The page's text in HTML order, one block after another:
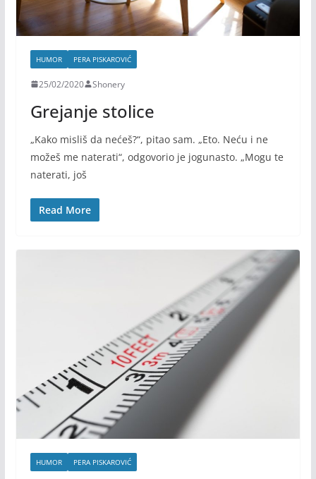
HUMOR PERA PISKAROVIĆ
25/02/2020 Shonery
Grejanje stolice
„Kako misliš da nećeš?“, pitao sam. „Eto. Neću i ne
možeš me naterati“, odgovorio je jogunasto. „Mogu te
naterati, još
Read More
HUMOR PERA PISKAROVIĆ